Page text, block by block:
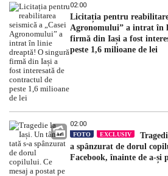
02:00
Licitația pentru
Agronomului” a intrat în
firmă din Iași a fost
peste 1,6 milioane de lei
02:00
FOTO EXCLUSIV
a spânzurat de dorul
Facebook, înainte de a-și